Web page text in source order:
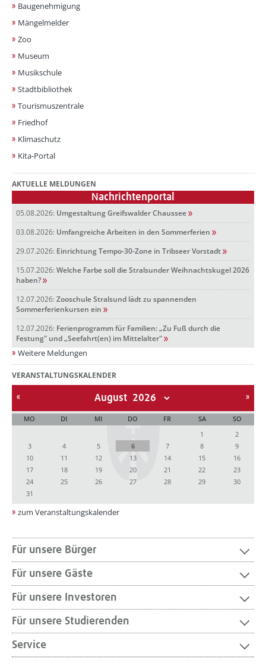
Baugenehmigung
Mängelmelder
Zoo
Museum
Musikschule
Stadtbibliothek
Tourismuszentrale
Friedhof
Klimaschutz
Kita-Portal
AKTUELLE MELDUNGEN
Nachrichtenportal
05.08.2026: Umgestaltung Greifswalder Chaussee
03.08.2026: Umfangreiche Arbeiten in den Sommerferien
29.07.2026: Einrichtung Tempo-30-Zone in Tribseer Vorstadt
15.07.2026: Welche Farbe soll die Stralsunder Weihnachtskugel 2026
haben?
12.07.2026: Zooschule Stralsund lädt zu spannenden
Sommerferienkursen ein
12.07.2026: Ferienprogramm für Familien: „Zu Fuß durch die
Festung" und „Seefahrt(en) im Mittelalter"
Weitere Meldungen
VERANSTALTUNGSKALENDER
August
MO DI MI DO FR SA
SO
1
2
3
4 5 6 7 8
9
10
11 12 13 14 15
16
17
18 19 20 21 22
23
24
25 26 27 28 29
30
31
zum Veranstaltungskalender
Für unsere Bürger
Für unsere Gäste
Für unsere Investoren
Für unsere Studierenden
Service